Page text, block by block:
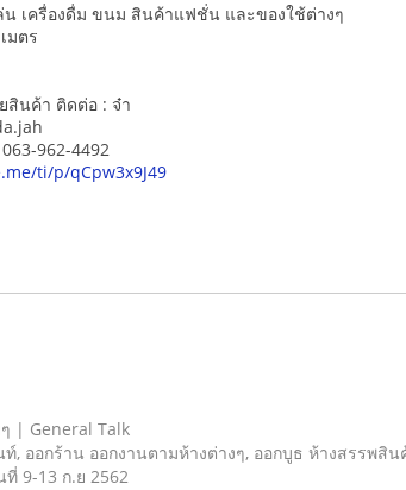
น เครื่องดื่ม ขนม สินค้าแฟชั่น และของใช้ต่างๆ
มตร
สินค้า ติดต่อ : จ๋า
962-4492
ti/p/qCpw3x9J49
| General Talk
, ออกร้าน ออกงานตามห้างต่างๆ, ออกบูธ ห้างสรรพสิ
9-13 ก.ย 2562